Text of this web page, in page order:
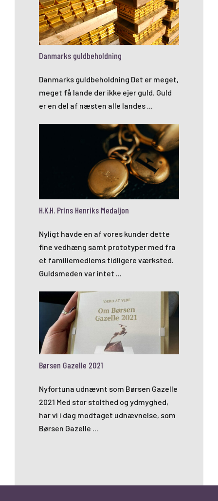
Danmarks guldbeholdning
Danmarks guldbeholdning Det er meget,
meget få lande der ikke ejer guld. Guld
er en del af næsten alle landes ...
H.K.H. Prins Henriks Medaljon
Nyligt havde en af vores kunder dette
fine vedhæng samt prototyper med fra
et familiemedlems tidligere værksted.
Guldsmeden var intet ...
Børsen Gazelle 2021
Nyfortuna udnævnt som Børsen Gazelle
2021 Med stor stolthed og ydmyghed,
har vi i dag modtaget udnævnelse, som
Børsen Gazelle ...